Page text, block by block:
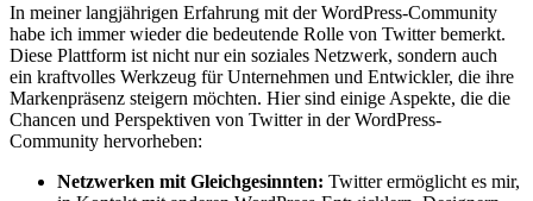
In meiner langjährigen Erfahrung mit der WordPress-Community
⁤habe ich ⁤immer wieder die ⁤bedeutende Rolle von Twitter bemerkt.
Diese Plattform ist⁢ nicht nur ein​ soziales Netzwerk, sondern auch‌
ein kraftvolles Werkzeug für Unternehmen⁢ und Entwickler, die ihre
Markenpräsenz steigern möchten. Hier sind einige Aspekte, die die
Chancen ‌und Perspektiven von Twitter‍ in⁣ der WordPress-
Community hervorheben:
Netzwerken mit Gleichgesinnten: Twitter ermöglicht es mir,